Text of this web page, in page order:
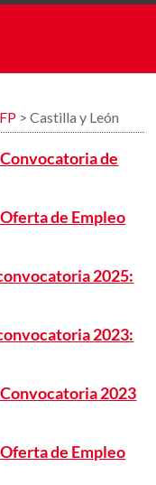
>Castilla y León
de
de Empleo
2025:
2023:
2023
de Empleo